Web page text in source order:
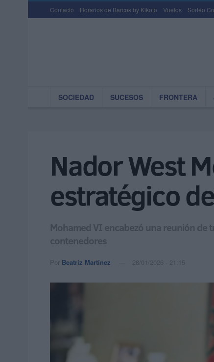
Contacto Horarios de Barcos by Kikoto Vuelos Sorteo
SOCIEDAD SUCESOS FRONTERA
Nador West
estratégico
Mohamed VI encabezó una reunión de
contenedores
Por Beatriz Martínez 28/01/2026 - 21:15